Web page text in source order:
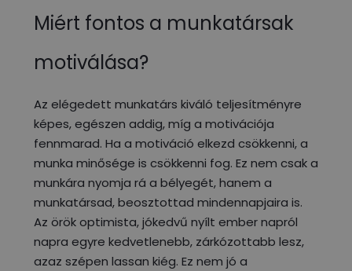
Miért fontos a munkatársak
motiválása?
Az elégedett munkatárs kiváló teljesítményre
képes, egészen addig, míg a motivációja
fennmarad. Ha a motiváció elkezd csökkenni, a
munka minősége is csökkenni fog. Ez nem csak a
munkára nyomja rá a bélyegét, hanem a
munkatársad, beosztottad mindennapjaira is.
Az örök optimista, jókedvű nyílt ember napról
napra egyre kedvetlenebb, zárkózottabb lesz,
azaz szépen lassan kiég. Ez nem jó a